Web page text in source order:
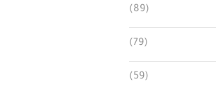
(89)
(79)
(59)